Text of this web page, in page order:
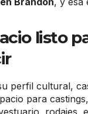
listo
perfil cultural,
para